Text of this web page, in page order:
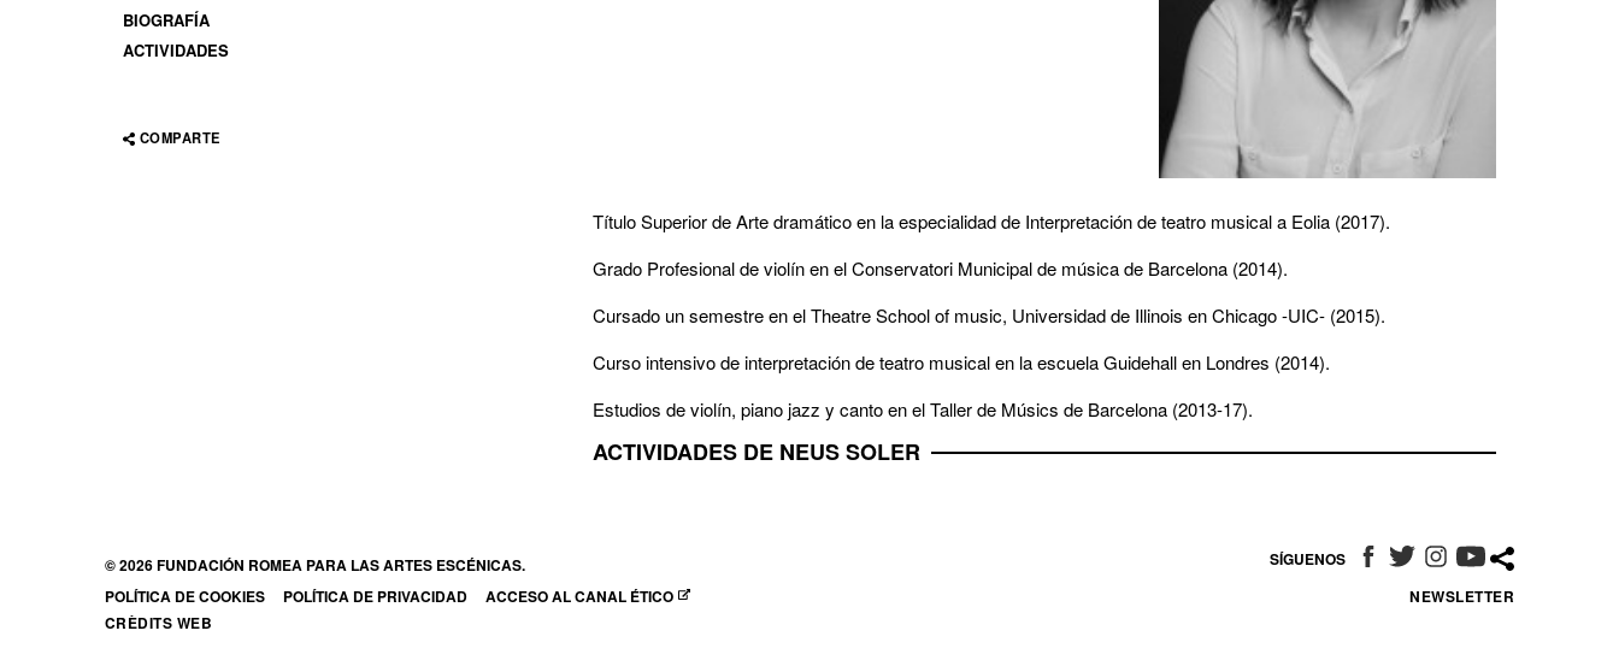
BIOGRAFÍA
ACTIVIDADES
COMPARTE
Título Superior de Arte dramático en la especialidad de Interpretación de teatro musical a Eolia (2017).
Grado Profesional de violín en el Conservatori Municipal de música de Barcelona (2014).
Cursado un semestre en el Theatre School of music, Universidad de Illinois en Chicago -UIC- (2015).
Curso intensivo de interpretación de teatro musical en la escuela Guidehall en Londres (2014).
Estudios de violín, piano jazz y canto en el Taller de Músics de Barcelona (2013-17).
ACTIVIDADES DE NEUS SOLER
© 2026 FUNDACIÓN ROMEA PARA LAS ARTES ESCÉNICAS. SÍGUENOS ABRE EN NUEVA VENTANA
ABRE EN NUEVA VENTANA
ABRE EN NUEVA
ABRE EN NUEVA
POLÍTICA DE COOKIES
POLÍTICA DE PRIVACIDAD ACCESO AL CANAL ÉTICO
ABRE EN NUEVA VENTANA
CRÈDITS WEB
NEWSLETTER